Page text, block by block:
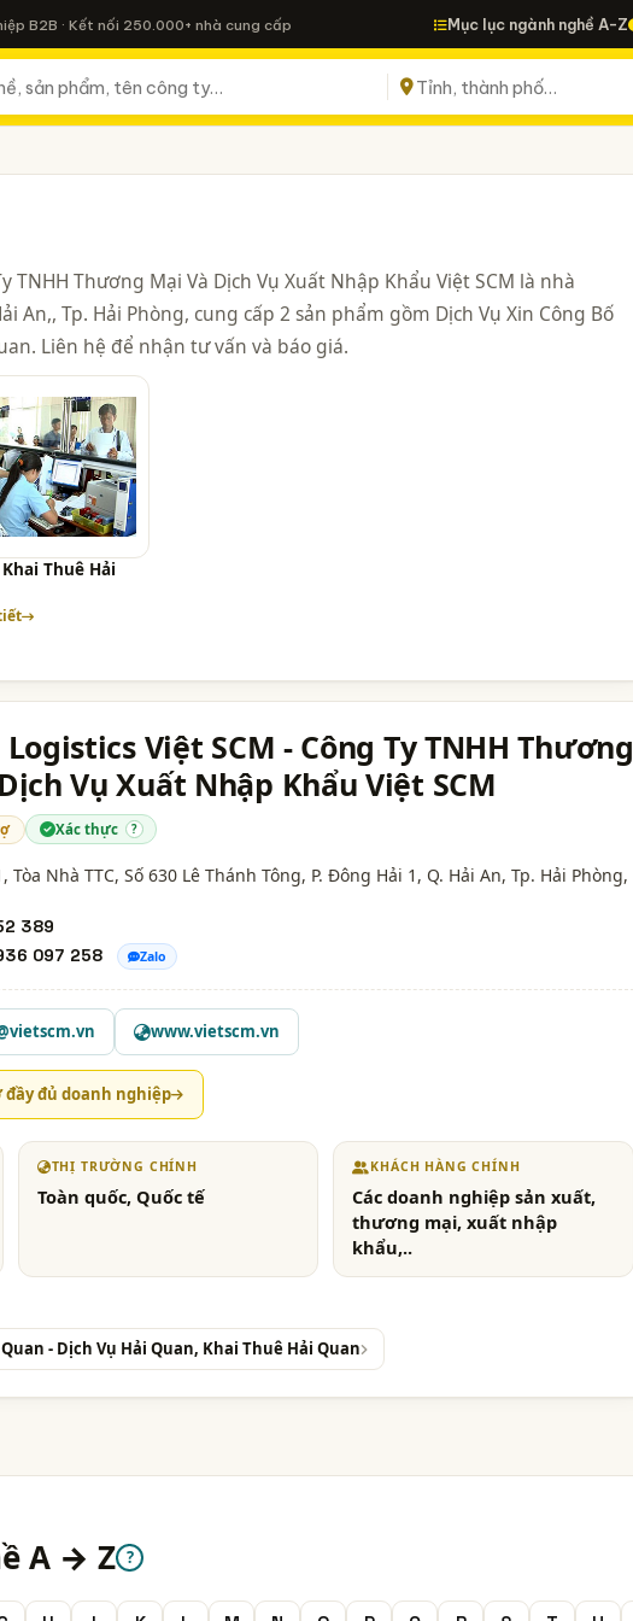
B2B · Kết nối 250.000+ nhà cung cấp Mục lục ngành nghề A-Z
TNHH Thương Mại Và Dịch Vụ Xuất Nhập Khẩu Việt SCM là nhà
An,, Tp. Hải Phòng, cung cấp 2 sản phẩm gồm Dịch Vụ Xin Công Bố
Liên hệ để nhận tư vấn và báo giá.
Thuê Hải
Việt SCM - Công Ty TNHH Thương
Vụ Xuất Nhập Khẩu Việt SCM
Xác thực ?
Tòa Nhà TTC, Số 630 Lê Thánh Tông, P. Đông Hải 1, Q. Hải An, Tp. Hải Phòng,
389
097 258 Zalo
www.vietscm.vn
đầy đủ doanh nghiệp
THỊ TRƯỜNG CHÍNH
Toàn quốc, Quốc tế
KHÁCH HÀNG CHÍNH
Các doanh nghiệp sản xuất,
thương mại, xuất nhập
khẩu,..
- Dịch Vụ Hải Quan, Khai Thuê Hải Quan
A → Z ?